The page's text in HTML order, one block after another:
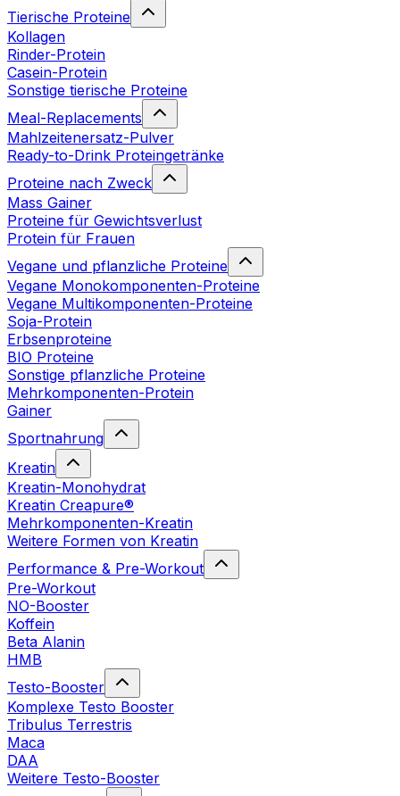
Tierische Proteine
Kollagen
Rinder-Protein
Casein-Protein
Sonstige tierische Proteine
Meal-Replacements
Mahlzeitenersatz-Pulver
Ready-to-Drink Proteingetränke
Proteine nach Zweck
Mass Gainer
Proteine für Gewichtsverlust
Protein für Frauen
Vegane und pflanzliche Proteine
Vegane Monokomponenten-Proteine
Vegane Multikomponenten-Proteine
Soja-Protein
Erbsenproteine
BIO Proteine
Sonstige pflanzliche Proteine
Mehrkomponenten-Protein
Gainer
Sportnahrung
Kreatin
Kreatin-Monohydrat
Kreatin Creapure®
Mehrkomponenten-Kreatin
Weitere Formen von Kreatin
Performance & Pre-Workout
Pre-Workout
NO-Booster
Koffein
Beta Alanin
HMB
Testo-Booster
Komplexe Testo Booster
Tribulus Terrestris
Maca
DAA
Weitere Testo-Booster